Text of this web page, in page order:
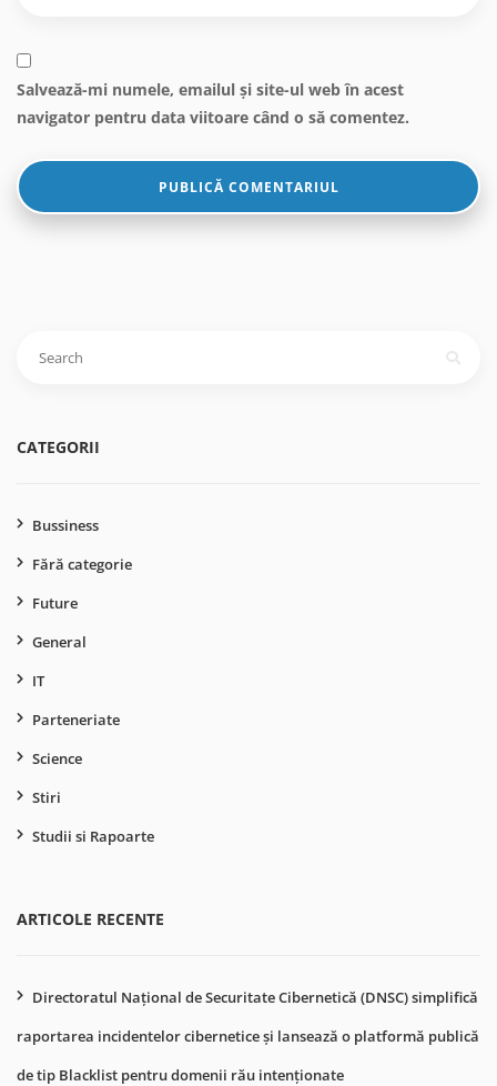
Salvează-mi numele, emailul și site-ul web în acest
navigator pentru data viitoare când o să comentez.
după:
CATEGORII
Bussiness
Fără categorie
Future
General
IT
Parteneriate
Science
Stiri
Studii si Rapoarte
ARTICOLE RECENTE
Directoratul Național de Securitate Cibernetică (DNSC) simplifică
raportarea incidentelor cibernetice și lansează o platformă publică
de tip Blacklist pentru domenii rău intenționate